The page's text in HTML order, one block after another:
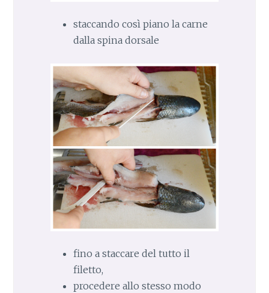
staccando così piano la carne
dalla spina dorsale
fino a staccare del tutto il
filetto,
procedere allo stesso modo